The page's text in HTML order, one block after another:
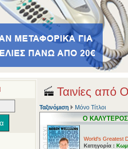
Ταινίες από
Ταξινόμιση Μόνο Τίτλοι
O
World's Greatest
Κατηγορία :